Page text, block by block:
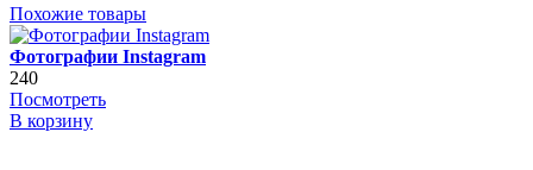
Похожие товары
Фотографии Instagram
240
Посмотреть
В корзину